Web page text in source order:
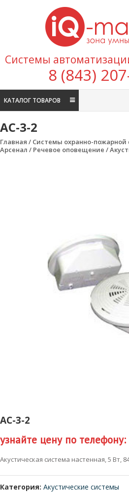
Перейти к содержимому
Системы
8 (843)
КАТАЛОГ ТОВАРОВ
АС-3-2
Главная / Системы охранно-пожарной
Арсенал / Речевое оповещение /
АС-3-2
узнайте цену по
Акустическая система настенная, 5 Вт,
Категория: Акустические системы